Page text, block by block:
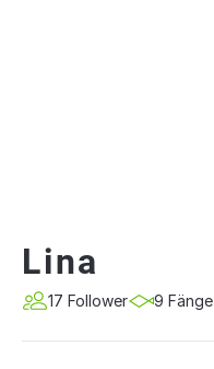
Lina
17 Follower 9 Fänge